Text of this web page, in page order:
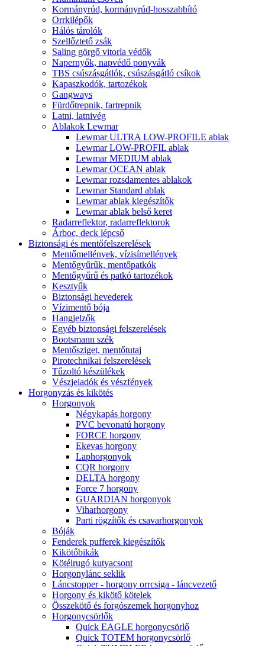
Kormányrúd, kormányrúd-hosszabbító
Orrkilépők
Hálós tárolók
Szellőztető zsák
Saling görgő vitorla védők
Napernyők, napvédő ponyvák
TBS csúszásgátlók, csúszásgátló csíkok
Kapaszkodók, tartozékok
Gangways
Fürdőtrepnik, fartrepnik
Latni, latnivég
Ablakok Lewmar
Lewmar ULTRA LOW-PROFILE ablak
Lewmar LOW-PROFIL ablak
Lewmar MEDIUM ablak
Lewmar OCEAN ablak
Lewmar rozsdamentes ablakok
Lewmar Standard ablak
Lewmar ablak kiegészítők
Lewmar ablak belső keret
Radarreflektor, radarreflektorok
Árboc, deck lépcső
Biztonsági és mentőfelszerelések
Mentőmellények, vízisímellények
Mentőgyűrűk, mentőpatkók
Mentőgyűrű és patkó tartozékok
Kesztyűk
Biztonsági hevederek
Vízimentő bója
Hangjelzők
Egyéb biztonsági felszerelések
Bootsmann szék
Mentősziget, mentőtutaj
Pirotechnikai felszerelések
Tűzoltó készülékek
Vészjeladók és vészfények
Horgonyzás és kikötés
Horgonyok
Négykapás horgony
PVC bevonatú horgony
FORCE horgony
Ekevas horgony
Laphorgonyok
CQR horgony
DELTA horgony
Force 7 horgony
GUARDIAN horgonyok
Viharhorgony
Parti rögzítők és csavarhorgonyok
Bóják
Fenderek pufferek kiegészítők
Kikötőbikák
Kötélrugó kutyacsont
Horgonylánc seklik
Láncstopper - horgony orrcsiga - láncvezető
Horgony és kikötő kötelek
Összekötő és forgószemek horgonyhoz
Horgonycsörlők
Quick EAGLE horgonycsörlő
Quick TOTEM horgonycsörlő